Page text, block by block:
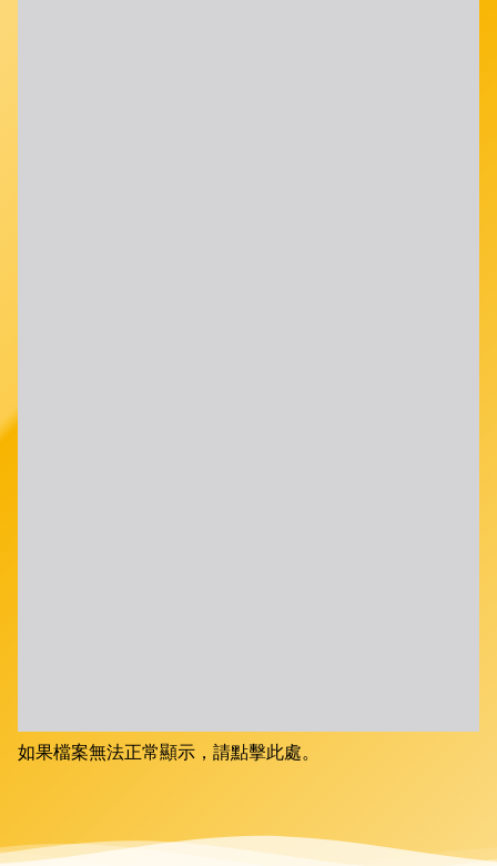
如果檔案無法正常顯示，請點擊此處。